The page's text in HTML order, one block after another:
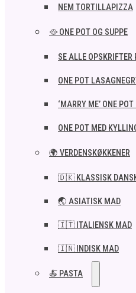
NEM TORTILLAPIZZA
🥘 ONE POT OG SUPPE
SE ALLE OPSKRIFTER
ONE POT
‘MARRY ME’ ONE
ONE POT MED
🌍 VERDENSKØKKENER
🇩🇰 KLASSISK
🌏 ASIATISK MAD
🇮🇹 ITALIENSK MAD​
🇮🇳 INDISK MAD​
🍝 PASTA